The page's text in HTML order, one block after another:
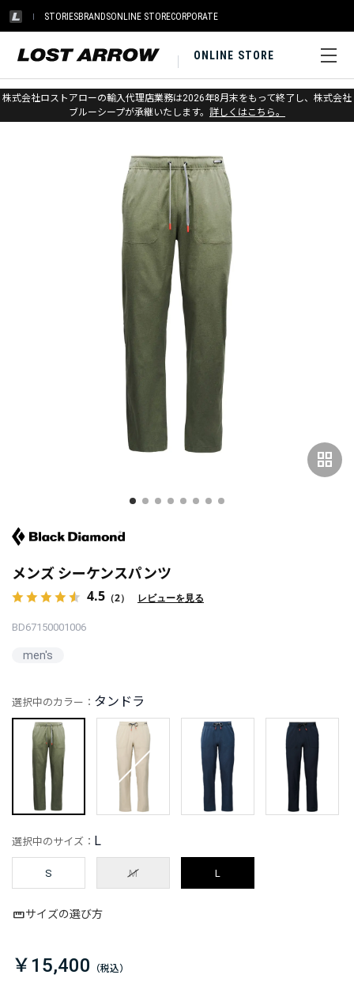
STORIESBRANDSONLINE STORECORPORATE
ONLINE STORE
株式会社ロストアローの輸入代理店業務は2026年8月末をもって終了し、株式会社
ブルーシープが承継いたします。 詳しくはこちら。
ホーム > ブラックダイヤモンド > アパレル > ボトムス > パンツ
grid_view
メンズ シーケンスパンツ
4.5 （2） レビューを見る
BD67150001006
men's
選択中のカラー： タンドラ
選択中のサイズ： L
S M L
サイズの選び方
￥15,400